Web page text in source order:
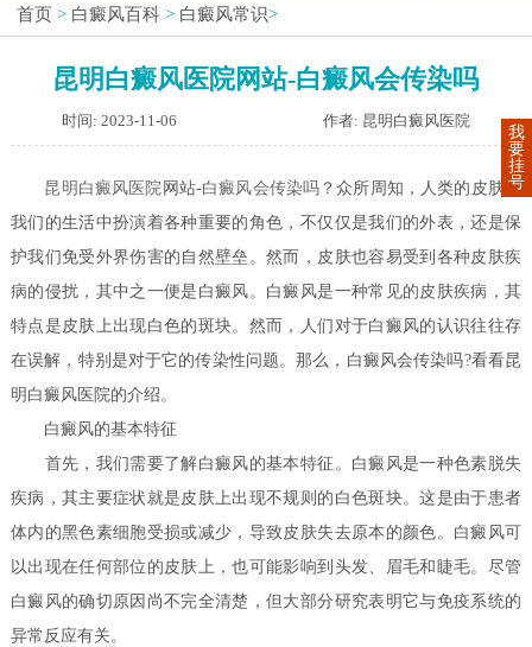
首页 > 白癜风百科 > 白癜风常识>
昆明白癜风医院网站-白癜风会传染吗
时间: 2023-11-06 作者: 昆明白癜风医院
昆明白癜风医院 网站-白癜风会传染吗 ？众所周知，人类的皮肤在
我们的生活中扮演着各种重要的角色，不仅仅是我们的外表，还是保
护我们免受外界伤害的自然壁垒。然而，皮肤也容易受到各种皮肤疾
病的侵扰，其中之一便是白癜风。白癜风是一种常见的皮肤疾病，其
特点是皮肤上出现白色的斑块。然而，人们对于白癜风的认识往往存
在误解，特别是对于它的传染性问题。那么，白癜风会传染吗?看看昆
明白癜风医院的介绍。
白癜风的基本特征
首先，我们需要了解白癜风的基本特征。白癜风是一种色素脱失
疾病，其主要症状就是皮肤上出现不规则的白色斑块。这是由于患者
体内的黑色素细胞受损或减少，导致皮肤失去原本的颜色。白癜风可
以出现在任何部位的皮肤上，也可能影响到头发、眉毛和睫毛。尽管
白癜风的确切原因尚不完全清楚，但大部分研究表明它与免疫系统的
异常反应有关。
我
要
挂
号